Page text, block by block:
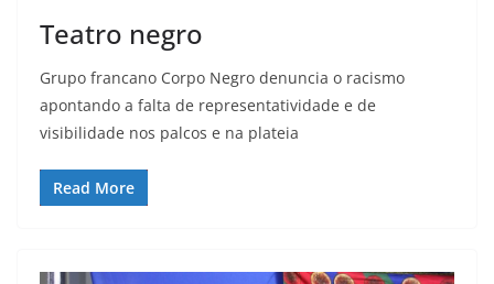
Teatro negro
Grupo francano Corpo Negro denuncia o racismo
apontando a falta de representatividade e de
visibilidade nos palcos e na plateia
Read More